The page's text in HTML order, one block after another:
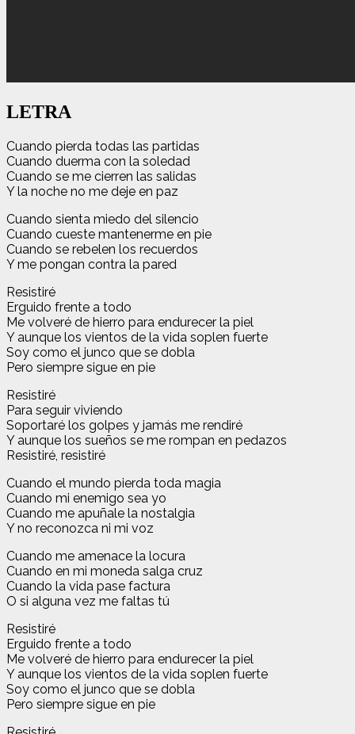
LETRA
Cuando pierda todas las partidas
Cuando duerma con la soledad
Cuando se me cierren las salidas
Y la noche no me deje en paz
Cuando sienta miedo del silencio
Cuando cueste mantenerme en pie
Cuando se rebelen los recuerdos
Y me pongan contra la pared
Resistiré
Erguido frente a todo
Me volveré de hierro para endurecer la piel
Y aunque los vientos de la vida soplen fuerte
Soy como el junco que se dobla
Pero siempre sigue en pie
Resistiré
Para seguir viviendo
Soportaré los golpes y jamás me rendiré
Y aunque los sueños se me rompan en pedazos
Resistiré, resistiré
Cuando el mundo pierda toda magia
Cuando mi enemigo sea yo
Cuando me apuñale la nostalgia
Y no reconozca ni mi voz
Cuando me amenace la locura
Cuando en mi moneda salga cruz
Cuando la vida pase factura
O si alguna vez me faltas tú
Resistiré
Erguido frente a todo
Me volveré de hierro para endurecer la piel
Y aunque los vientos de la vida soplen fuerte
Soy como el junco que se dobla
Pero siempre sigue en pie